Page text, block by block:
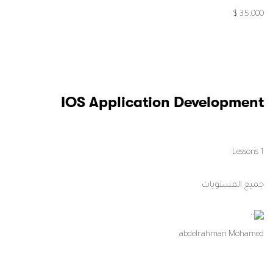
35,000 $
IOS Application Development
1 Lessons
جميع المستويات
abdelrahman Mohamed